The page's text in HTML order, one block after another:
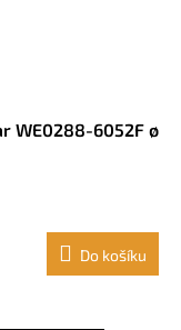
WE0288-6052F ø
Do košíku